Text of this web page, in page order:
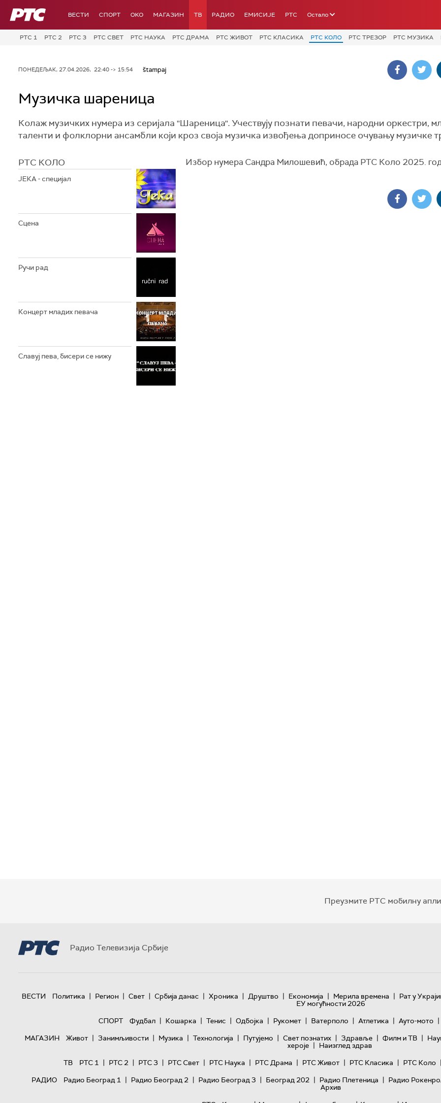
РТС ВЕСТИ СПОРТ OKO МАГАЗИН ТВ РАДИО ЕМИСИЈЕ РТС Остало
РТС 1 РТС 2 РТС 3 РТС СВЕТ РТС НАУКА РТС ДРАМА РТС ЖИВОТ РТС КЛАСИКА РТС КОЛО РТС ТРЕЗОР РТС МУЗИКА
ПОНЕДЕЉАК, 27.04.2026, 22:40 -> 15:54 štampaj
Музичка шареница
Колаж музичких нумера из серијала ''Шареница''. Учествују познати певачи, народни оркестри,
таленти и фолклорни ансамбли који кроз своја музичка извођења доприносе очувању музичке
РТС КОЛО
ЈЕКА - специјал
Сцена
Ручи рад
Концерт младих певача
Славуј пева, бисери се нижу
Избор нумера Сандра Милошевић, обрада РТС Коло 2025.
Преузмите РТС мобилну
Радио Телевизија Србије
ВЕСТИ Политика | Регион | Свет | Србија данас | Хроника | Друштво | Економија | Мерила времена | Рат у
ЕУ могућности 2026
СПОРТ
Фудбал | Кошарка | Тенис | Одбојка | Рукомет | Ватерполо | Атлетика | Ауто-мото |
МАГАЗИН
Живот | Занимљивости | Музика | Технологијa | Путујемо | Свет познатих | Здравље | Филм и ТВ |
хероје | Наизглед здрав
ТВ
РТС 1 | РТС 2 | РТС 3 | РТС Свет | РТС Наука | РТС Драма | РТС Живот | РТС Класика | РТС Коло |
РАДИО
Радио Београд 1 | Радио Београд 2 | Радио Београд 3 | Београд 202 | Радио Плетеница | Радио
Архив